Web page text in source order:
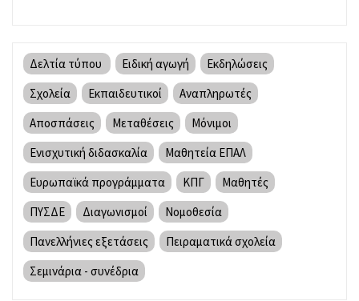
Δελτία τύπου Ειδική αγωγή
Εκδηλώσεις
Σχολεία
Εκπαιδευτικοί
Αναπληρωτές
Αποσπάσεις
Μεταθέσεις
Μόνιμοι
Ενισχυτική διδασκαλία
Μαθητεία ΕΠΑΛ
Ευρωπαϊκά προγράμματα
ΚΠΓ
Μαθητές
ΠΥΣΔΕ
Διαγωνισμοί
Νομοθεσία
Πανελλήνιες εξετάσεις
Πειραματικά σχολεία
Σεμινάρια - συνέδρια